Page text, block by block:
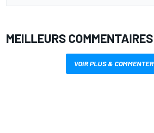
MEILLEURS COMMENTAIRES
VOIR PLUS & COMMENTER